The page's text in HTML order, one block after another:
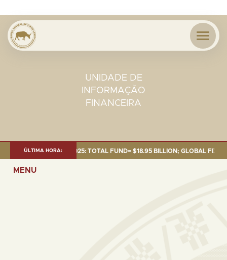
UNIDADE DE
INFORMAÇÃO
FINANCEIRA
ÚLTIMA HORA:
AS OF 30 SEP. 2025: TOTAL FUND= $18.95 BILLION; GLOBAL
MENU